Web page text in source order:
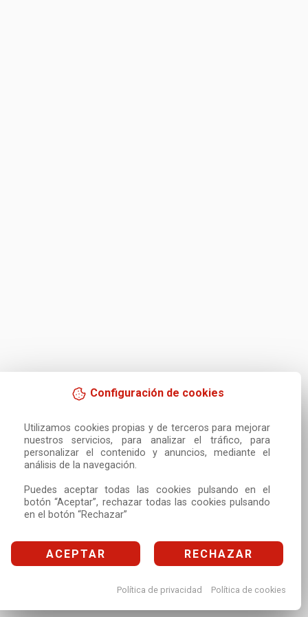
Configuración de cookies
Utilizamos cookies propias y de terceros para mejorar
nuestros servicios, para analizar el tráfico, para
personalizar el contenido y anuncios, mediante el
análisis de la navegación.
Puedes aceptar todas las cookies pulsando en el
botón “Aceptar”, rechazar todas las cookies pulsando
en el botón “Rechazar”
ACEPTAR RECHAZAR
Política de privacidad Política de cookies